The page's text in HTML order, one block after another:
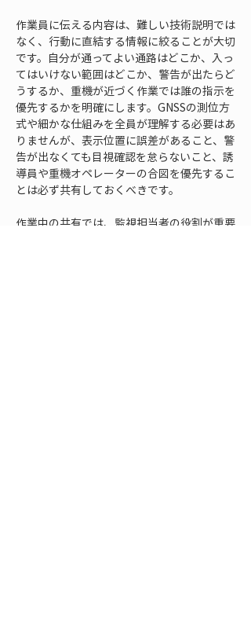
作業員に伝える内容は、難しい技術説明では
なく、行動に直結する情報に絞ることが大切
です。自分が通ってよい通路はどこか、入っ
てはいけない範囲はどこか、警告が出たらど
うするか、重機が近づく作業では誰の指示を
優先するかを明確にします。GNSSの測位方
式や細かな仕組みを全員が理解する必要はあ
りませんが、表示位置に誤差があること、警
告が出なくても目視確認を怠らないこと、誘
導員や重機オペレーターの合図を優先するこ
とは必ず共有しておくべきです。
作業中の共有では、監視担当者の役割が重要